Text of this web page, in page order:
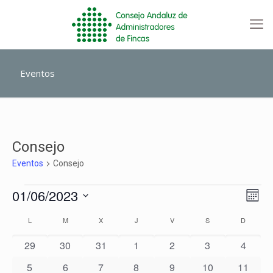
Eventos
Consejo
Eventos Consejo
Eventos
de
vistas
de
Mes
01/06/2023
Calendario
Eventos
L MMARTES X MIÉRCOLES
J VVIERNES S D
0
29
0
30
0
31
0
1
0
2
0
3
0
4
0
5
0
6
0
7
0
8
0
9
0
10
0
11